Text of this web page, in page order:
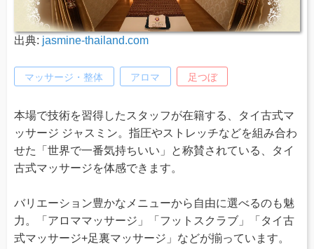
出典: jasmine-thailand.com
マッサージ・整体 アロマ 足つぼ
本場で技術を習得したスタッフが在籍する、タイ古式マ
ッサージ ジャスミン。指圧やストレッチなどを組み合わ
せた「世界で一番気持ちいい」と称賛されている、タイ
古式マッサージを体感できます。
バリエーション豊かなメニューから自由に選べるのも魅
力。「アロママッサージ」「フットスクラブ」「タイ古
式マッサージ+足裏マッサージ」などが揃っています。